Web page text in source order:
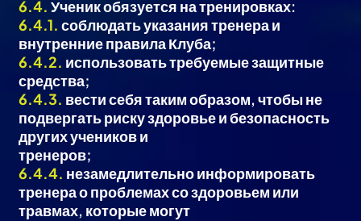
6.4. Ученик обязуется на тренировках:
6.4.1.соблюдать указания тренера и
внутренние правила Клуба;
6.4.2. использовать требуемые защитные
средства;
6.4.3. вести себя таким образом, чтобы не
подвергать риску здоровье и безопасность
других учеников и
тренеров;
6.4.4. незамедлительно информировать
тренера о проблемах со здоровьем или
травмах, которые могут